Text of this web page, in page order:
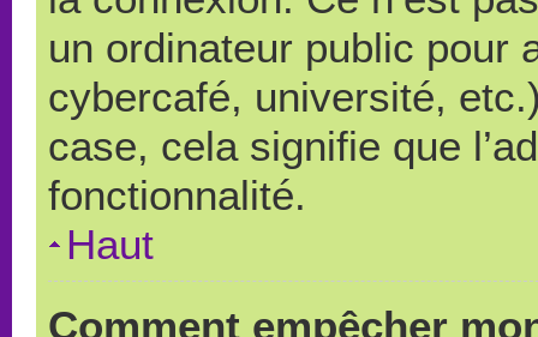
un ordinateur public pour
cybercafé, université,
case, cela signifie que
fonctionnalité.
Haut
Comment empêcher